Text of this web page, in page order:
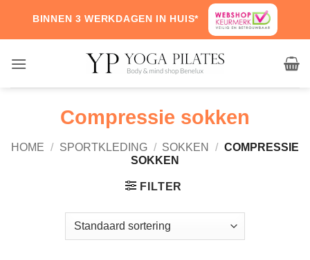
content
BINNEN 3 WERKDAGEN IN HUIS*
Compressie sokken
HOME / SPORTKLEDING / SOKKEN / COMPRESSIE
SOKKEN
FILTER